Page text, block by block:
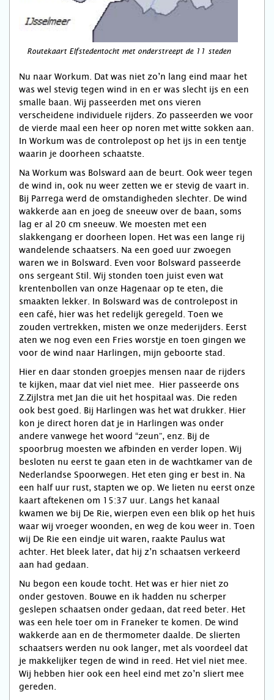
Routekaart Elfstedentocht met onderstreept de 11 steden
Nu naar Workum. Dat was niet zo’n lang eind maar het
was wel stevig tegen wind in en er was slecht ijs en een
smalle baan. Wij passeerden met ons vieren
verscheidene individuele rijders. Zo passeerden we voor
de vierde maal een heer op noren met witte sokken aan.
In Workum was de controlepost op het ijs in een tentje
waarin je doorheen schaatste.
Na Workum was Bolsward aan de beurt. Ook weer tegen
de wind in, ook nu weer zetten we er stevig de vaart in.
Bij Parrega werd de omstandigheden slechter. De wind
wakkerde aan en joeg de sneeuw over de baan, soms
lag er al 20 cm sneeuw. We moesten met een
slakkengang er doorheen lopen. Het was een lange rij
wandelende schaatsers. Na een goed uur zwoegen
waren we in Bolsward. Even voor Bolsward passeerde
ons sergeant Stil. Wij stonden toen juist even wat
krentenbollen van onze Hagenaar op te eten, die
smaakten lekker. In Bolsward was de controlepost in
een café, hier was het redelijk geregeld. Toen we
zouden vertrekken, misten we onze mederijders. Eerst
aten we nog even een Fries worstje en toen gingen we
voor de wind naar Harlingen, mijn geboorte stad.
Hier en daar stonden groepjes mensen naar de rijders
te kijken, maar dat viel niet mee. Hier passeerde ons
Z.Zijlstra met Jan die uit het hospitaal was. Die reden
ook best goed. Bij Harlingen was het wat drukker. Hier
kon je direct horen dat je in Harlingen was onder
andere vanwege het woord “zeun”, enz. Bij de
spoorbrug moesten we afbinden en verder lopen. Wij
besloten nu eerst te gaan eten in de wachtkamer van de
Nederlandse Spoorwegen. Het eten ging er best in. Na
een half uur rust, stapten we op. We lieten nu eerst onze
kaart aftekenen om 15:37 uur. Langs het kanaal
kwamen we bij De Rie, wierpen even een blik op het huis
waar wij vroeger woonden, en weg de kou weer in. Toen
wij De Rie een eindje uit waren, raakte Paulus wat
achter. Het bleek later, dat hij z’n schaatsen verkeerd
aan had gedaan.
Nu begon een koude tocht. Het was er hier niet zo
onder gestoven. Bouwe en ik hadden nu scherper
geslepen schaatsen onder gedaan, dat reed beter. Het
was een hele toer om in Franeker te komen. De wind
wakkerde aan en de thermometer daalde. De slierten
schaatsers werden nu ook langer, met als voordeel dat
je makkelijker tegen de wind in reed. Het viel niet mee.
Wij hebben hier ook een heel eind met zo’n sliert mee
gereden.